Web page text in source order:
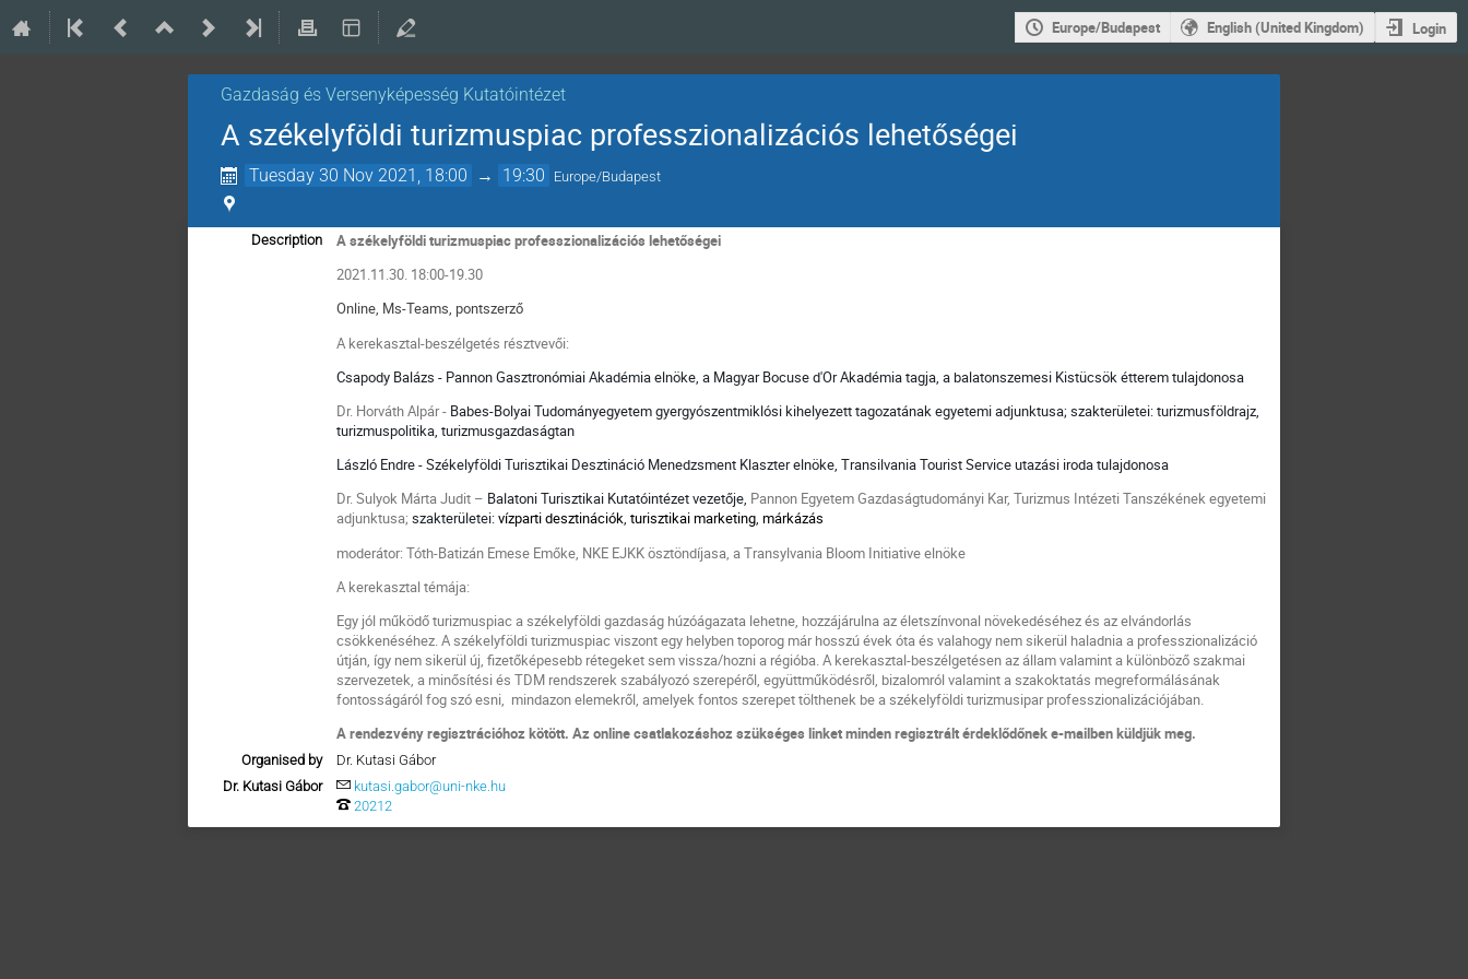
Europe/Budapest English (United Kingdom) Login
Gazdaság és Versenyképesség Kutatóintézet
A székelyföldi turizmuspiac professzionalizációs lehetőségei
Tuesday 30 Nov 2021, 18:00 → 19:30 Europe/Budapest
Description
A székelyföldi turizmuspiac professzionalizációs lehetőségei
2021.11.30. 18:00-19.30
Online, Ms-Teams, pontszerző
A kerekasztal-beszélgetés résztvevői:
Csapody Balázs - Pannon Gasztronómiai Akadémia elnöke, a Magyar Bocuse d'Or Akadémia tagja, a balatonszemesi Kistücsök étterem tulajdonosa
Dr. Horváth Alpár - Babes-Bolyai Tudományegyetem gyergyószentmiklósi kihelyezett tagozatának egyetemi adjunktusa; szakterületei: turizmusföldrajz,
turizmuspolitika, turizmusgazdaságtan
László Endre - Székelyföldi Turisztikai Desztináció Menedzsment Klaszter elnöke, Transilvania Tourist Service utazási iroda tulajdonosa
Dr. Sulyok Márta Judit – Balatoni Turisztikai Kutatóintézet vezetője, Pannon Egyetem Gazdaságtudományi Kar, Turizmus Intézeti Tanszékének egyetemi
adjunktusa;szakterületei:vízparti desztinációk,turisztikai marketing,márkázás
moderátor: Tóth-Batizán Emese Emőke, NKE EJKK ösztöndíjasa, a Transylvania Bloom Initiative elnöke
A kerekasztal témája:
Egy jól működő turizmuspiac a székelyföldi gazdaság húzóágazata lehetne, hozzájárulna az életszínvonal növekedéséhez és az elvándorlás
csökkenéséhez. A székelyföldi turizmuspiac viszont egy helyben toporog már hosszú évek óta és valahogy nem sikerül haladnia a professzionalizáció
útján, így nem sikerül új, fizetőképesebb rétegeket sem vissza/hozni a régióba. A kerekasztal-beszélgetésen az állam valamint a különböző szakmai
szervezetek, a minősítési és TDM rendszerek szabályozó szerepéről, együttműködésről, bizalomról valamint a szakoktatás megreformálásának
fontosságáról fog szó esni, mindazon elemekről, amelyek fontos szerepet tölthenek be a székelyföldi turizmusipar professzionalizációjában.
A rendezvény regisztrációhoz kötött. Az online csatlakozáshoz szükséges linket minden regisztrált érdeklődőnek e-mailben küldjük meg.
Organised by
Dr. Kutasi Gábor
Dr. Kutasi Gábor
kutasi.gabor@uni-nke.hu
20212